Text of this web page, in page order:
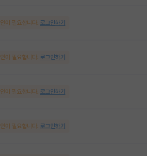
이 필요합니다. 로그인하기
이 필요합니다. 로그인하기
이 필요합니다. 로그인하기
이 필요합니다. 로그인하기